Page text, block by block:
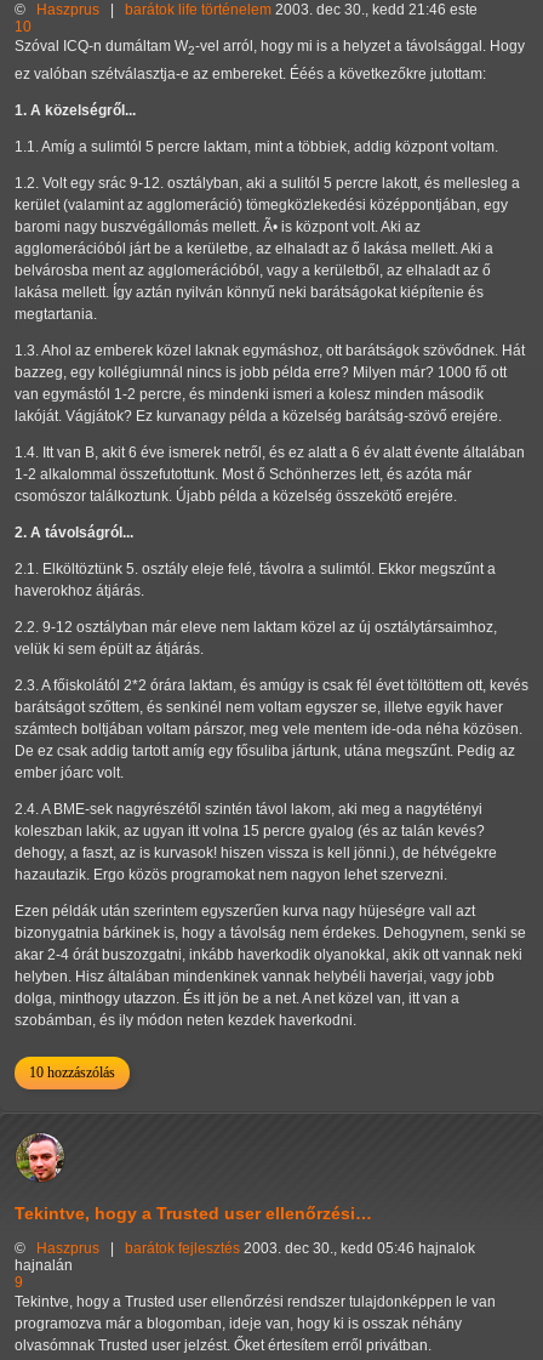
© Haszprus barátok life történelem 2003. dec 30., kedd 21:46 este
10
Szóval ICQ-n dumáltam W2-vel arról, hogy mi is a helyzet a távolsággal. Hogy
ez valóban szétválasztja-e az embereket. Ééés a következőkre jutottam:
1. A közelségről...
1.1. Amíg a sulimtól 5 percre laktam, mint a többiek, addig központ voltam.
1.2. Volt egy srác 9-12. osztályban, aki a sulitól 5 percre lakott, és mellesleg a
kerület (valamint az agglomeráció) tömegközlekedési középpontjában, egy
baromi nagy buszvégállomás mellett. Ã• is központ volt. Aki az
agglomerációból járt be a kerületbe, az elhaladt az ő lakása mellett. Aki a
belvárosba ment az agglomerációból, vagy a kerületből, az elhaladt az ő
lakása mellett. Így aztán nyilván könnyű neki barátságokat kiépítenie és
megtartania.
1.3. Ahol az emberek közel laknak egymáshoz, ott barátságok szövődnek. Hát
bazzeg, egy kollégiumnál nincs is jobb példa erre? Milyen már? 1000 fő ott
van egymástól 1-2 percre, és mindenki ismeri a kolesz minden második
lakóját. Vágjátok? Ez kurvanagy példa a közelség barátság-szövő erejére.
1.4. Itt van B, akit 6 éve ismerek netről, és ez alatt a 6 év alatt évente általában
1-2 alkalommal összefutottunk. Most ő Schönherzes lett, és azóta már
csomószor találkoztunk. Újabb példa a közelség összekötő erejére.
2. A távolságról...
2.1. Elköltöztünk 5. osztály eleje felé, távolra a sulimtól. Ekkor megszűnt a
haverokhoz átjárás.
2.2. 9-12 osztályban már eleve nem laktam közel az új osztálytársaimhoz,
velük ki sem épült az átjárás.
2.3. A főiskolától 2*2 órára laktam, és amúgy is csak fél évet töltöttem ott, kevés
barátságot szőttem, és senkinél nem voltam egyszer se, illetve egyik haver
számtech boltjában voltam párszor, meg vele mentem ide-oda néha közösen.
De ez csak addig tartott amíg egy fősuliba jártunk, utána megszűnt. Pedig az
ember jóarc volt.
2.4. A BME-sek nagyrészétől szintén távol lakom, aki meg a nagytétényi
koleszban lakik, az ugyan itt volna 15 percre gyalog (és az talán kevés?
dehogy, a faszt, az is kurvasok! hiszen vissza is kell jönni.), de hétvégekre
hazautazik. Ergo közös programokat nem nagyon lehet szervezni.
Ezen példák után szerintem egyszerűen kurva nagy hüjeségre vall azt
bizonygatnia bárkinek is, hogy a távolság nem érdekes. Dehogynem, senki se
akar 2-4 órát buszozgatni, inkább haverkodik olyanokkal, akik ott vannak neki
helyben. Hisz általában mindenkinek vannak helybéli haverjai, vagy jobb
dolga, minthogy utazzon. És itt jön be a net. A net közel van, itt van a
szobámban, és ily módon neten kezdek haverkodni.
10 hozzászólás
Tekintve, hogy a Trusted user ellenőrzési…
© Haszprus | barátok fejlesztés 2003. dec 30., kedd 05:46 hajnalok
hajnalán
9
Tekintve, hogy a Trusted user ellenőrzési rendszer tulajdonképpen le van
programozva már a blogomban, ideje van, hogy ki is osszak néhány
olvasómnak Trusted user jelzést. Őket értesítem erről privátban.